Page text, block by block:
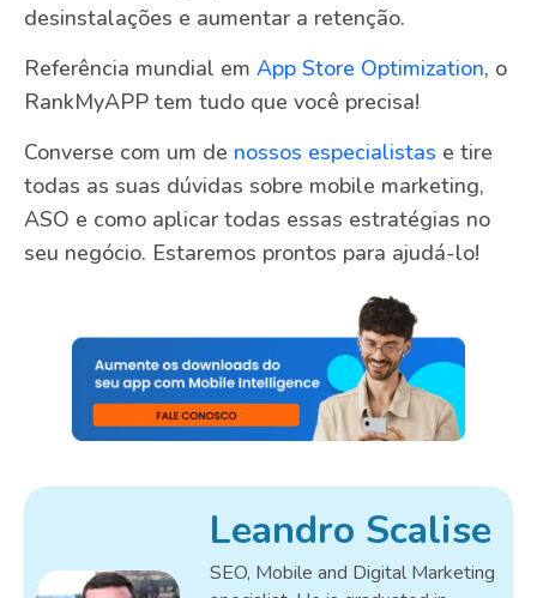
desinstalações e aumentar a retenção.
Referência mundial em App Store Optimization, o
RankMyAPP tem tudo que você precisa!
Converse com um de nossos especialistas e tire
todas as suas dúvidas sobre mobile marketing,
ASO e como aplicar todas essas estratégias no
seu negócio. Estaremos prontos para ajudá-lo!
Leandro Scalise
SEO, Mobile and Digital Marketing